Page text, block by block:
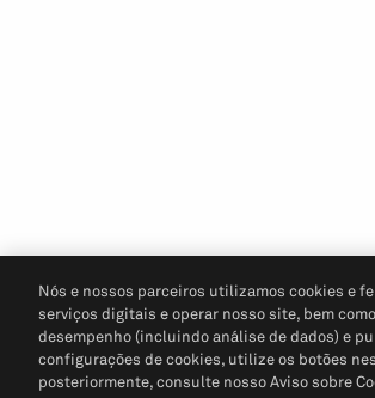
Nós e nossos parceiros utilizamos cookies e
serviços digitais e operar nosso site, bem
desempenho (incluindo análise de dados) e
configurações de cookies, utilize os botões
posteriormente, consulte nosso Aviso sobre